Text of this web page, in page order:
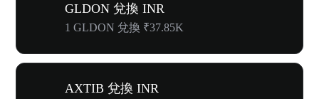
GLDON 兌換 INR
1 GLDON 兌換 ₹37.85K
AXTIB 兌換 INR